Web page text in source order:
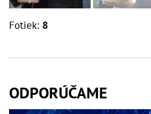
Fotiek: 8
ODPORÚČAME